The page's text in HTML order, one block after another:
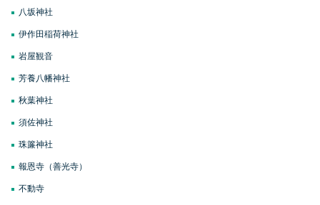
八坂神社
伊作田稲荷神社
岩屋観音
芳養八幡神社
秋葉神社
須佐神社
珠簾神社
報恩寺（善光寺）
不動寺